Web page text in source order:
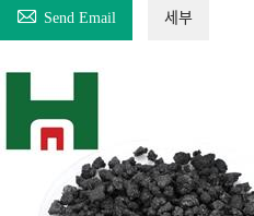
 Send Email 세부